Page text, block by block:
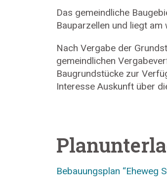
Das gemeindliche
Bauparzellen und liegt
Nach Vergabe der
gemeindlichen
Baugrundstücke zur
Interesse Auskunft über
Bebauungsplan “Eheweg